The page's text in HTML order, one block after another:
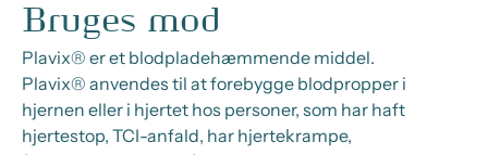
Bruges mod
Plavix® er et blodpladehæmmende middel.
Plavix® anvendes til at forebygge blodpropper i
hjernen eller i hjertet hos personer, som har haft
hjertestop, TCI-anfald, har hjertekrampe,